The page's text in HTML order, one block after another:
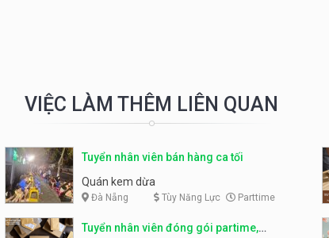
VIỆC LÀM THÊM LIÊN QUAN
Tuyển nhân viên bán hàng ca tối
Quán kem dừa
Đà Nẵng Tùy Năng Lực Parttime
Tuyển nhân viên đóng gói partime,